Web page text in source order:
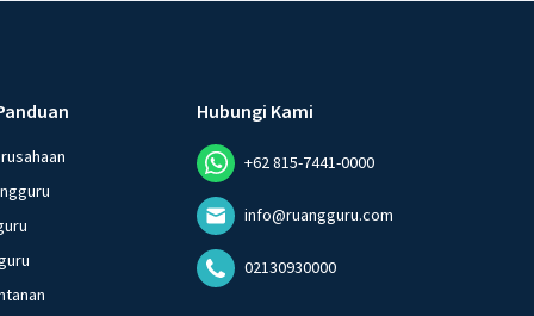
Hubungi Kami
+62 815-7441-0000
info@ruangguru.com
02130930000